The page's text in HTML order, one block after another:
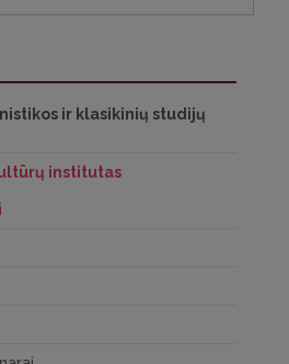
ir klasikinių studijų
institutas